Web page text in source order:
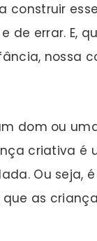
construir
de errar. E,
nossa
dom ou
criativa é
Ou seja,
as